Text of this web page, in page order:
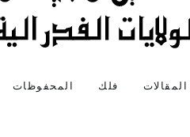
المقالات فلك المحفوظات